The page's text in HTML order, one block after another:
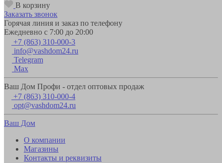
В корзину
Заказать звонок
Горячая линия и заказ по телефону
Ежедневно с 7:00 до 20:00
+7 (863) 310-000-3
info@vashdom24.ru
Telegram
Max
Ваш Дом Профи - отдел оптовых продаж
+7 (863) 310-000-4
opt@vashdom24.ru
Ваш Дом
О компании
Магазины
Контакты и реквизиты